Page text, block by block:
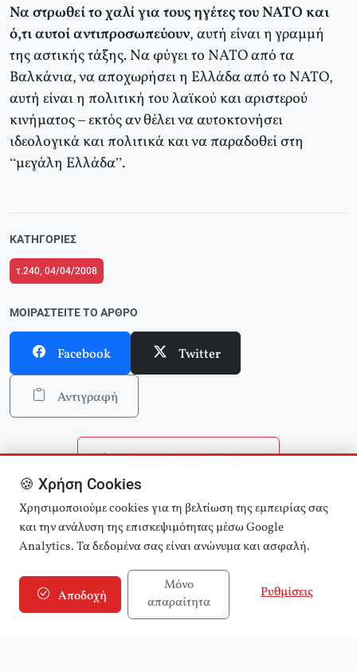
Να στρωθεί το χαλί για τους ηγέτες του ΝΑΤΟ και
ό,τι αυτοί αντιπροσωπεύουν, αυτή είναι η γραμμή
της αστικής τάξης. Να φύγει το ΝΑΤΟ από τα
Βαλκάνια, να αποχωρήσει η Ελλάδα από το ΝΑΤΟ,
αυτή είναι η πολιτική του λαϊκού και αριστερού
κινήματος – εκτός αν θέλει να αυτοκτονήσει
ιδεολογικά και πολιτικά και να παραδοθεί στη
“μεγάλη Ελλάδα”.
ΚΑΤΗΓΟΡΊΕΣ
τ.240, 04/04/2008
ΜΟΙΡΑΣΤΕΊΤΕ ΤΟ ΆΡΘΡΟ
Facebook Twitter
Αντιγραφή
Επιστροφή στην αρχική
Αναζήτηση άρθρων
🍪 Χρήση Cookies
Χρησιμοποιούμε cookies για τη βελτίωση της εμπειρίας σας
και την ανάλυση της επισκεψιμότητας μέσω Google
Analytics. Τα δεδομένα σας είναι ανώνυμα και ασφαλή.
Αποδοχή
Μόνο
απαραίτητα
Ρυθμίσεις